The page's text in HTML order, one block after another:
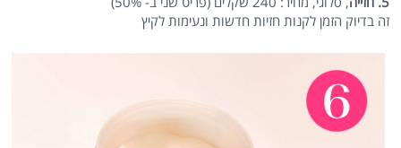
זה בדיוק הזמן לקנות חזיות חדשות ונעימות לקיץ